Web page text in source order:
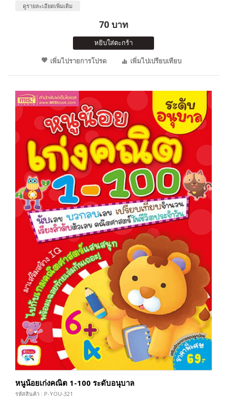
ดูรายละเอียดเพิ่มเติม
70 บาท
หยิบใส่ตะกร้า
เพิ่มไปรายการโปรด
เพิ่มไปเปรียบเทียบ
หนูน้อยเก่งคณิต 1-100 ระดับอนุบาล
รหัสสินค้า : P-YOU-321